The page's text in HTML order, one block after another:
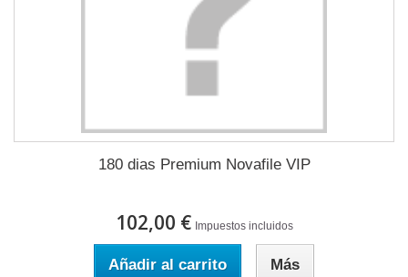
180 dias Premium Novafile VIP
102,00 € Impuestos incluidos
Añadir al carrito Más